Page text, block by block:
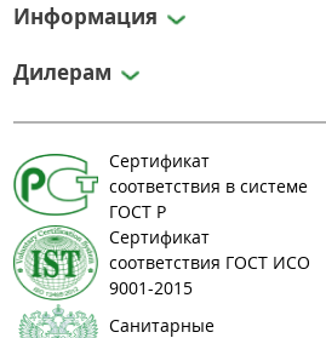
Информация
Дилерам
Сертификат
соответствия в системе
ГОСТ Р
Сертификат
соответствия ГОСТ ИСО
9001-2015
Санитарные